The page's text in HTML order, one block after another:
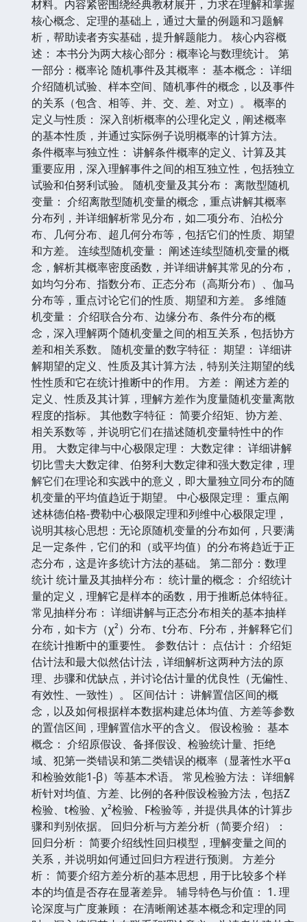
材料。内容紧密围绕经典教材展开，力求在理解和掌握
核心概念、定理的基础上，通过大量的例题和习题解
析，帮助读者夯实基础，提升解题能力。 核心内容概
述： 本书分为两大核心部分：概率论与数理统计。 第
一部分：概率论 随机事件及其概率： 基本概念： 详细
介绍随机试验、样本空间、随机事件的概念，以及事件
的关系（包含、相等、并、交、差、对立）。 概率的
定义与性质： 深入剖析概率的公理化定义，阐述概率
的基本性质，并通过实际例子说明概率的计算方法。
条件概率与独立性： 讲解条件概率的定义、计算及其
重要应用，深入理解事件之间的相互独立性，包括独立
试验和伯努利试验。 随机变量及其分布： 离散型随机
变量： 介绍离散型随机变量的概念，重点讲解其概率
分布列，并详细解析常见分布，如二项分布、泊松分
布、几何分布、超几何分布等，包括它们的性质、期望
和方差。 连续型随机变量： 阐述连续型随机变量的概
念，解析其概率密度函数，并详细讲解其常见的分布，
如均匀分布、指数分布、正态分布（高斯分布）、伽马
分布等，重点讨论它们的性质、期望和方差。 多维随
机变量： 介绍联合分布、边缘分布、条件分布的概
念，深入理解两个随机变量之间的相互关系，包括协方
差和相关系数。 随机变量的数字特征： 期望： 详细讲
解期望的定义、性质及其计算方法，特别关注期望的线
性性质和它在统计推断中的作用。 方差： 阐述方差的
定义、性质及其计算，理解方差作为度量随机变量离散
程度的指标。 其他数字特征： 简要介绍矩、协方差、
相关系数等，并说明它们在描述随机变量特性中的作
用。 大数定律与中心极限定理： 大数定律： 详细讲解
切比雪夫大数定律、伯努利大数定律和强大数定律，理
解它们在理论和实践中的意义，即大量独立同分布的随
机变量的平均值趋近于期望。 中心极限定理： 重点阐
述林德伯格-费勒中心极限定理和列维中心极限定理，
说明其核心思想：无论原随机变量的分布如何，只要满
足一定条件，它们的和（或平均值）的分布将趋近于正
态分布，这是许多统计方法的基础。 第二部分：数理
统计 统计量及其抽样分布： 统计量的概念： 介绍统计
量的定义，理解它是样本的函数，用于推断总体特征。
常见抽样分布： 详细讲解与正态分布相关的基本抽样
分布，如卡方（χ²）分布、t分布、F分布，并解释它们
在统计推断中的重要性。 参数估计： 点估计： 介绍矩
估计法和最大似然估计法，详细解析这两种方法的原
理、步骤和优缺点，并讨论估计量的优良性（无偏性、
有效性、一致性）。 区间估计： 讲解置信区间的概
念，以及如何根据样本数据构建总体均值、方差等参数
的置信区间，理解置信水平的含义。 假设检验： 基本
概念： 介绍原假设、备择假设、检验统计量、拒绝
域、犯第一类错误和第二类错误的概率（显著性水平α
和检验效能1-β）等基本术语。 常见检验方法： 详细解
析针对均值、方差、比例的各种假设检验方法，包括Z
检验、t检验、χ²检验、F检验等，并提供具体的计算步
骤和判别依据。 回归分析与方差分析（简要介绍）：
回归分析： 简要介绍线性回归模型，理解变量之间的
关系，并说明如何通过回归方程进行预测。 方差分
析： 简要介绍方差分析的基本思想，用于比较多个样
本的均值是否存在显著差异。 辅导特色与价值： 1. 理
论深度与广度兼顾： 在清晰阐述基本概念和定理的同